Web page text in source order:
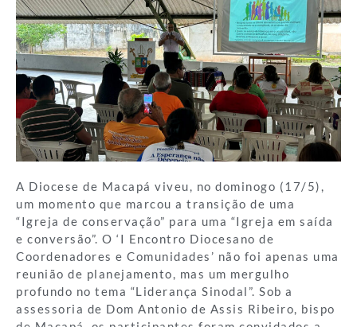
A Diocese de Macapá viveu, no dominogo (17/5),
um momento que marcou a transição de uma
“Igreja de conservação” para uma “Igreja em saída
e conversão”. O ‘I Encontro Diocesano de
Coordenadores e Comunidades’ não foi apenas uma
reunião de planejamento, mas um mergulho
profundo no tema “Liderança Sinodal”. Sob a
assessoria de Dom Antonio de Assis Ribeiro, bispo